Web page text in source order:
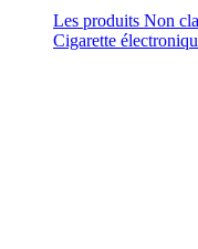
Les produits Non
Cigarette